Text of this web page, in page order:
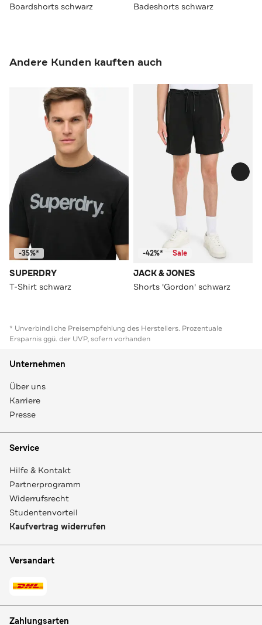
Boardshorts schwarz Badeshorts schwarz
Andere Kunden kauften auch
-35%*
SUPERDRY
T-Shirt schwarz
-42%* Sale
JACK & JONES
Shorts 'Gordon' schwarz
* Unverbindliche Preisempfehlung des Herstellers. Prozentuale
Ersparnis ggü. der UVP, sofern vorhanden
Unternehmen
Über uns
Karriere
Presse
Service
Hilfe & Kontakt
Partnerprogramm
Widerrufsrecht
Studentenvorteil
Kaufvertrag widerrufen
Versandart
Zahlungsarten